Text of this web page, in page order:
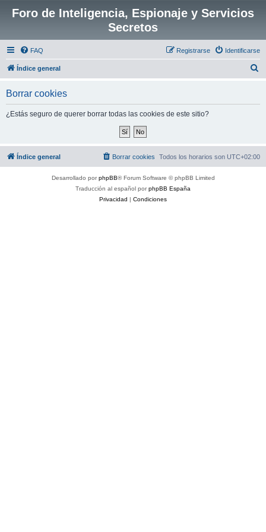
Foro de Inteligencia, Espionaje y Servicios
Secretos
FAQ Identificarse
Registrarse
Índice general
Borrar cookies
¿Estás seguro de querer borrar todas las cookies de este sitio?
Índice general Todos los horarios son UTC+02:00
Borrar cookies
Desarrollado porphpBB® Forum Software © phpBB Limited
Traducción al español porphpBB España
Privacidad | Condiciones